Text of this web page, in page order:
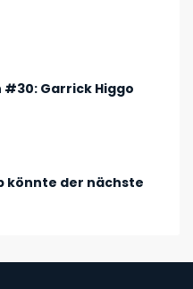
Garrick Higgo
könnte der nächste